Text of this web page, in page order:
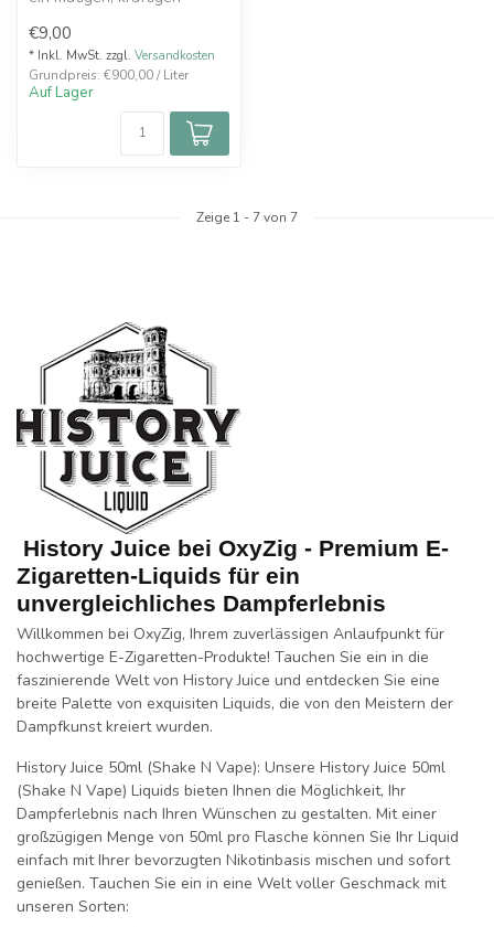
€9,00
* Inkl. MwSt. zzgl. Versandkosten
Grundpreis: €900,00 / Liter
Auf Lager
Zeige 1 -7von 7
History Juice bei OxyZig - Premium E-
Zigaretten-Liquids für ein
unvergleichliches Dampferlebnis
Willkommen bei OxyZig, Ihrem zuverlässigen Anlaufpunkt für
hochwertige E-Zigaretten-Produkte! Tauchen Sie ein in die
faszinierende Welt von History Juice und entdecken Sie eine
breite Palette von exquisiten Liquids, die von den Meistern der
Dampfkunst kreiert wurden.
History Juice 50ml (Shake N Vape): Unsere History Juice 50ml
(Shake N Vape) Liquids bieten Ihnen die Möglichkeit, Ihr
Dampferlebnis nach Ihren Wünschen zu gestalten. Mit einer
großzügigen Menge von 50ml pro Flasche können Sie Ihr Liquid
einfach mit Ihrer bevorzugten Nikotinbasis mischen und sofort
genießen. Tauchen Sie ein in eine Welt voller Geschmack mit
unseren Sorten: